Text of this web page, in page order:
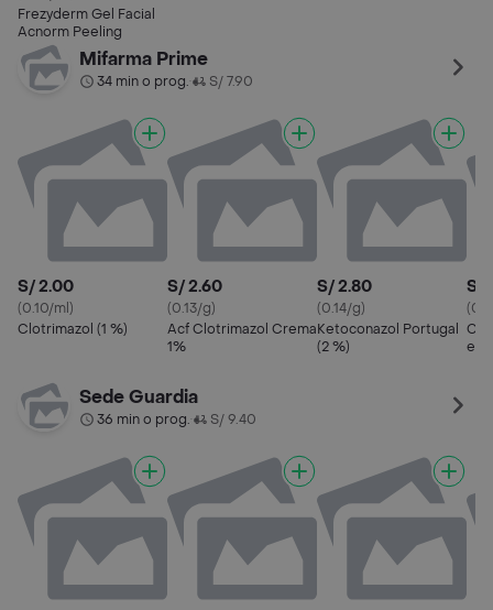
Frezyderm Gel Facial
Acnorm Peeling
Mifarma Prime
34 min o prog.• S/ 7.90
S/ 2.00
(0.10/ml)
Clotrimazol (1 %)
S/ 2.60
(0.13/g)
Acf Clotrimazol Crema
1%
S/ 2.80
(0.14/g)
Ketoconazol Portugal
(2 %)
S/
en
Sede Guardia
36 min o prog.• S/ 9.40